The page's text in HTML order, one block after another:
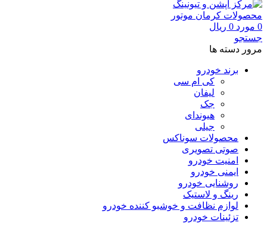
0 مورد 0 ریال
جستجو
مرور دسته ها
برند خودرو
کی ام سی
لیفان
جک
هیوندای
جیلی
محصولات سوناکس
صوتی تصویری
امنیت خودرو
ایمنی خودرو
روشنایی خودرو
رینگ و لاستیک
لوازم نظافت و خوشبو کننده خودرو
تزئینات خودرو